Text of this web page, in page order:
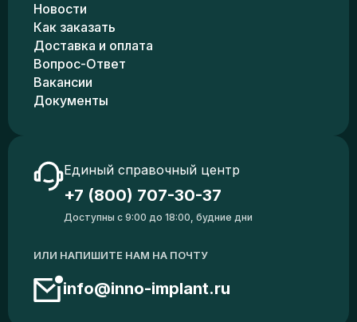
Новости
Как заказать
Доставка и оплата
Вопрос-Ответ
Вакансии
Документы
Единый справочный центр
+7 (800) 707-30-37
Доступны с 9:00 до 18:00, будние дни
ИЛИ НАПИШИТЕ НАМ НА ПОЧТУ
info@inno-implant.ru